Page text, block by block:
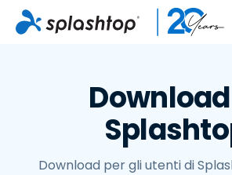
Download per gli utenti di